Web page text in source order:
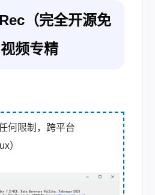
（完全开源免
频专精
何限制，跨平台
）